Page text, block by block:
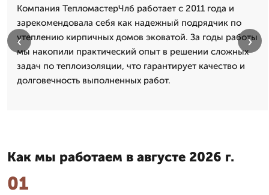
Компания ТепломастерЧлб работает с 2011 года и
зарекомендовала себя как надежный подрядчик по
утеплению кирпичных домов эковатой. За годы работы
мы накопили практический опыт в решении сложных
задач по теплоизоляции, что гарантирует качество и
долговечность выполненных работ.
‹ ›
Как мы работаем в августе 2026 г.
01